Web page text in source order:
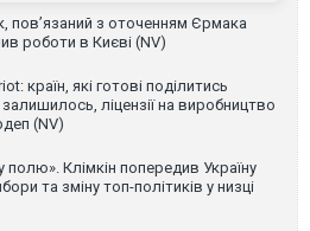
пов’язаний з оточенням Єрмака
роботи в Києві (NV)
країн, які готові поділитись
ліцензії на виробництво
(NV)
Клімкін попередив Україну
та зміну топ-політиків у низці